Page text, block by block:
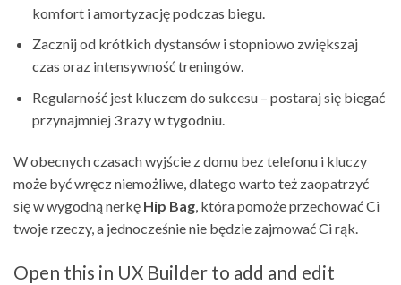
komfort i amortyzację podczas biegu.
Zacznij od krótkich dystansów i stopniowo zwiększaj
czas oraz intensywność treningów.
Regularność jest kluczem do sukcesu – postaraj się biegać
przynajmniej 3 razy w tygodniu.
W obecnych czasach wyjście z domu bez telefonu i kluczy
może być wręcz niemożliwe, dlatego warto też zaopatrzyć
się w wygodną nerkę Hip Bag , która pomoże przechować Ci
twoje rzeczy, a jednocześnie nie będzie zajmować Ci rąk.
Open this in UX Builder to add and edit